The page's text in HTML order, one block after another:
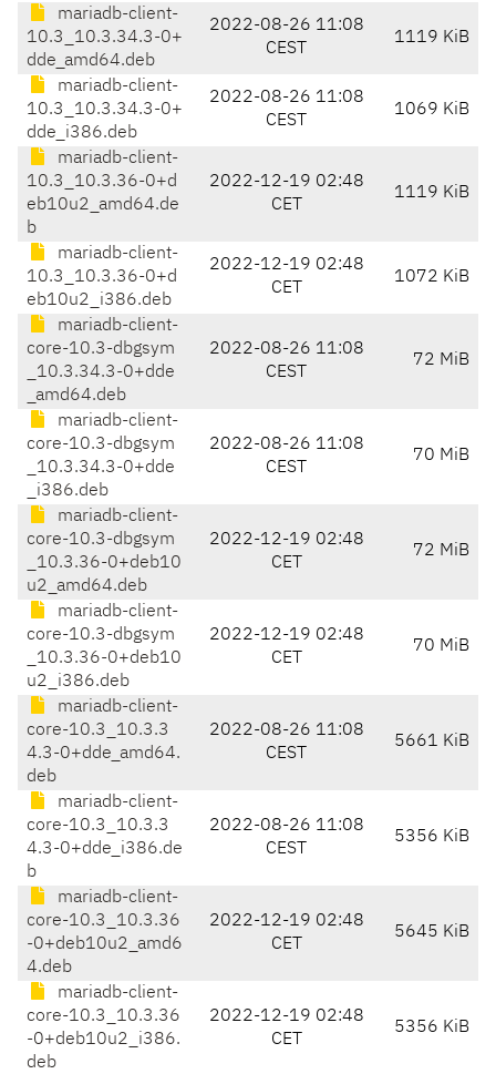
mariadb-client-
10.3_10.3.34.3-0+
dde_amd64.deb
2022-08-26 11:08
CEST
1119 KiB
mariadb-client-
10.3_10.3.34.3-0+
dde_i386.deb
2022-08-26 11:08
CEST
1069 KiB
mariadb-client-
10.3_10.3.36-0+d
eb10u2_amd64.de
b
2022-12-19 02:48
CET
1119 KiB
mariadb-client-
10.3_10.3.36-0+d
eb10u2_i386.deb
2022-12-19 02:48
CET
1072 KiB
mariadb-client-
core-10.3-dbgsym
_10.3.34.3-0+dde
_amd64.deb
2022-08-26 11:08
CEST
72 MiB
mariadb-client-
core-10.3-dbgsym
_10.3.34.3-0+dde
_i386.deb
2022-08-26 11:08
CEST
70 MiB
mariadb-client-
core-10.3-dbgsym
_10.3.36-0+deb10
u2_amd64.deb
2022-12-19 02:48
CET
72 MiB
mariadb-client-
core-10.3-dbgsym
_10.3.36-0+deb10
u2_i386.deb
2022-12-19 02:48
CET
70 MiB
mariadb-client-
core-10.3_10.3.3
4.3-0+dde_amd64.
deb
2022-08-26 11:08
CEST
5661 KiB
mariadb-client-
core-10.3_10.3.3
4.3-0+dde_i386.de
b
2022-08-26 11:08
CEST
5356 KiB
mariadb-client-
core-10.3_10.3.36
-0+deb10u2_amd6
4.deb
2022-12-19 02:48
CET
5645 KiB
mariadb-client-
core-10.3_10.3.36
-0+deb10u2_i386.
deb
2022-12-19 02:48
CET
5356 KiB